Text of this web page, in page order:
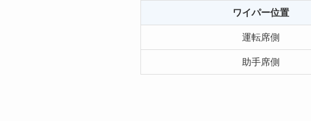
ワイパー位置
運転席側
助手席側